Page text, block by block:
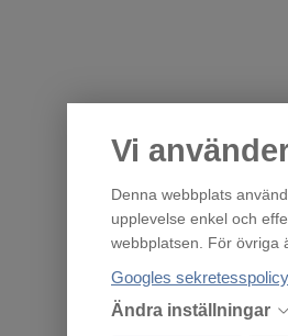
Vi
Denna webbplats
upplevelse enkel och
webbplatsen. För övriga
Googles sekretesspolicy
Ändra inställningar